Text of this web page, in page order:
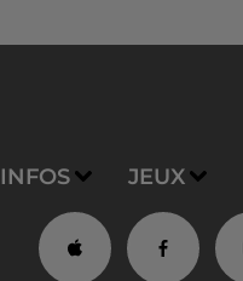
INFOS JEUX